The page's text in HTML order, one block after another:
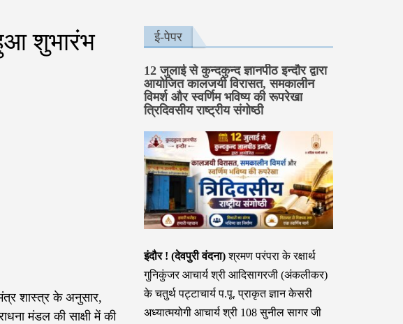
शुभारंभ
शास्त्र के अनुसार,
मंडल की साक्षी में की
ई-पेपर
12 जुलाई से कुन्दकुन्द ज्ञानपीठ इन्दौर द्वारा
आयोजित कालजयी विरासत, समकालीन
विमर्श और स्वर्णिम भविष्य की रूपरेखा
त्रिदिवसीय राष्ट्रीय संगोष्ठी
इंदौर ! (देवपुरी वंदना)श्रमण परंपरा के रक्षार्थ
गुनिकुंजर आचार्य श्री आदिसागरजी (अंकलीकर)
के चतुर्थ पट्टाचार्य प.पू. प्राकृत ज्ञान केसरी
अध्यात्मयोगी आचार्य श्री 108 सुनील सागर जी